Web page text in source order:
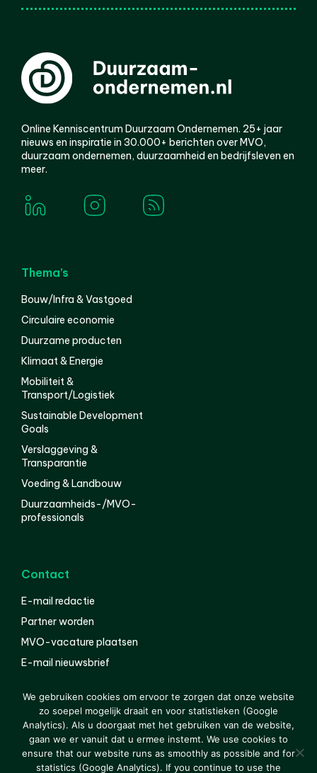
Online Kenniscentrum Duurzaam Ondernemen. 25+ jaar
nieuws en inspiratie in 30.000+ berichten over MVO,
duurzaam ondernemen, duurzaamheid en bedrijfsleven en
meer.
Thema’s
Bouw/Infra & Vastgoed
Circulaire economie
Duurzame producten
Klimaat & Energie
Mobiliteit &
Transport/Logistiek
Sustainable Development
Goals
Verslaggeving &
Transparantie
Voeding & Landbouw
Duurzaamheids-/MVO-
professionals
Contact
E-mail redactie
Partner worden
MVO-vacature plaatsen
E-mail nieuwsbrief
© 2000-2026 Van der Molen EIS Colofon
Disclaimer
Privacy
We gebruiken cookies om ervoor te zorgen dat onze website
zo soepel mogelijk draait en voor statistieken (Google
Analytics). Als u doorgaat met het gebruiken van de website,
gaan we er vanuit dat u ermee instemt. We use cookies to
ensure that our website runs as smoothly as possible and for
statistics (Google Analytics). If you continue to use the